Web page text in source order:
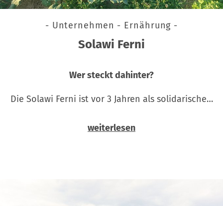
- Unternehmen - Ernährung -
Solawi Ferni
Wer steckt dahinter?
Die Solawi Ferni ist vor 3 Jahren als solidarische…
weiterlesen